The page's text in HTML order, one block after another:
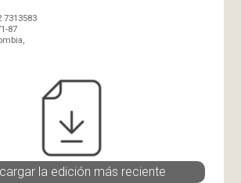
7313583
87
la edición más reciente